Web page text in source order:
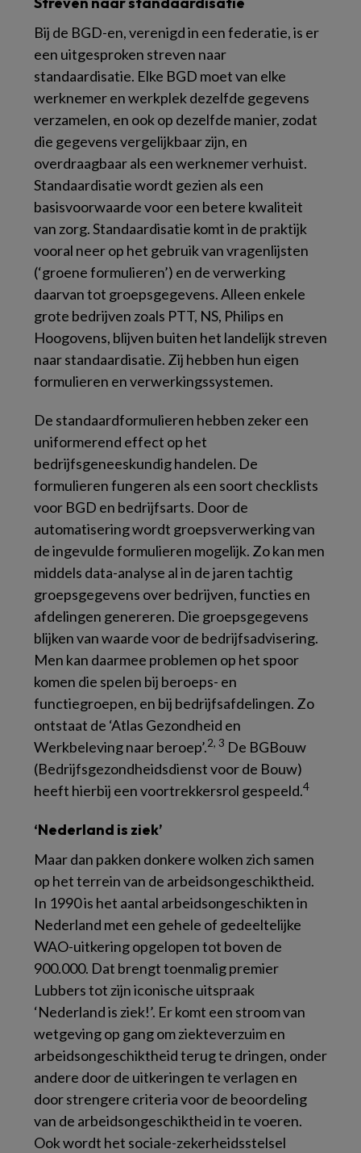
Bij de BGD-en, verenigd in een federatie, is er
een uitgesproken streven naar
standaardisatie. Elke BGD moet van elke
werknemer en werkplek dezelfde gegevens
verzamelen, en ook op dezelfde manier, zodat
die gegevens vergelijkbaar zijn, en
overdraagbaar als een werknemer verhuist.
Standaardisatie wordt gezien als een
basisvoorwaarde voor een betere kwaliteit
van zorg. Standaardisatie komt in de praktijk
vooral neer op het gebruik van vragenlijsten
(‘groene formulieren’) en de verwerking
daarvan tot groepsgegevens. Alleen enkele
grote bedrijven zoals PTT, NS, Philips en
Hoogovens, blijven buiten het landelijk streven
naar standaardisatie. Zij hebben hun eigen
formulieren en verwerkingssystemen.
De standaardformulieren hebben zeker een
uniformerend effect op het
bedrijfsgeneeskundig handelen. De
formulieren fungeren als een soort checklists
voor BGD en bedrijfsarts. Door de
automatisering wordt groepsverwerking van
de ingevulde formulieren mogelijk. Zo kan men
middels data-analyse al in de jaren tachtig
groepsgegevens over bedrijven, functies en
afdelingen genereren. Die groepsgegevens
blijken van waarde voor de bedrijfsadvisering.
Men kan daarmee problemen op het spoor
komen die spelen bij beroeps- en
functiegroepen, en bij bedrijfsafdelingen. Zo
ontstaat de ‘Atlas Gezondheid en
Werkbeleving naar beroep’.2, 3 De BGBouw
(Bedrijfsgezondheidsdienst voor de Bouw)
heeft hierbij een voortrekkersrol gespeeld.4
‘Nederland is ziek’
Maar dan pakken donkere wolken zich samen
op het terrein van de arbeidsongeschiktheid.
In 1990 is het aantal arbeidsongeschikten in
Nederland met een gehele of gedeeltelijke
WAO-uitkering opgelopen tot boven de
900.000. Dat brengt toenmalig premier
Lubbers tot zijn iconische uitspraak
‘Nederland is ziek!’. Er komt een stroom van
wetgeving op gang om ziekteverzuim en
arbeidsongeschiktheid terug te dringen, onder
andere door de uitkeringen te verlagen en
door strengere criteria voor de beoordeling
van de arbeidsongeschiktheid in te voeren.
Ook wordt het sociale-zekerheidsstelsel